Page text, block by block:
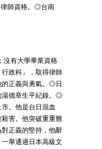
律師資格。◎台南
沒有大學畢業資格
政科」，取得律師
的正義與勇氣。◎日
湯德章生平紀錄。◎
。他是台日混血
害。他突破重重難
正義的堅持，他辭
舉通過日本高級文